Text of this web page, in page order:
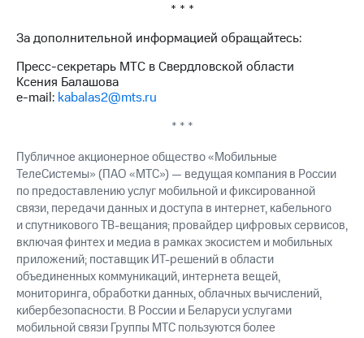
* * *
За дополнительной информацией обращайтесь:
Пресс-секретарь МТС в Свердловской области
Ксения Балашова
e-mail: kabalas2@mts.ru
* * *
Публичное акционерное общество «Мобильные
ТелеСистемы» (ПАО «МТС») — ведущая компания в России
по предоставлению услуг мобильной и фиксированной
связи, передачи данных и доступа в интернет, кабельного
и спутникового ТВ-вещания; провайдер цифровых сервисов,
включая финтех и медиа в рамках экосистем и мобильных
приложений; поставщик ИТ-решений в области
объединенных коммуникаций, интернета вещей,
мониторинга, обработки данных, облачных вычислений,
кибербезопасности. В России и Беларуси услугами
мобильной связи Группы МТС пользуются более